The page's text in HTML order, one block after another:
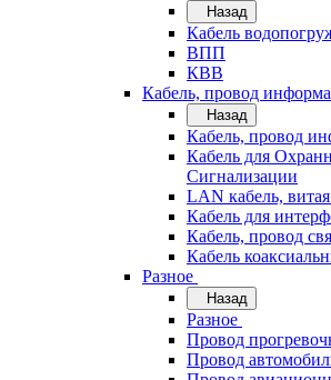
Назад
Кабель
ВПП
КВВ
Кабель, провод
Назад
Кабель, провод
Кабель для
Сигнализации
LAN кабель,
Кабель для
Кабель, провод
Кабель
Разное
Назад
Разное
Провод
Провод